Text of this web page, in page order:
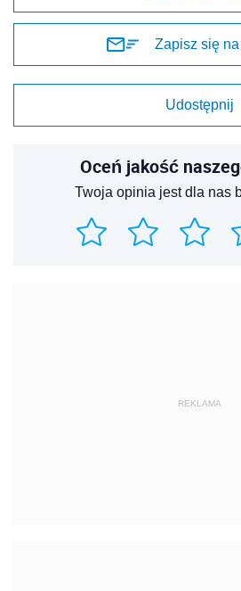
Zapisz się
Udostępnij
Oceń jakość
Twoja opinia jest dla nas
REKLAMA